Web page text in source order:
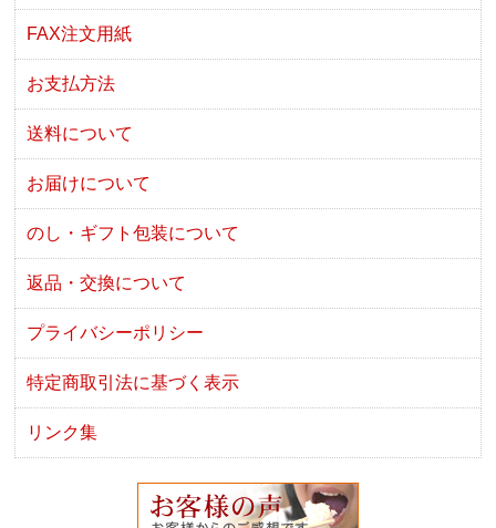
FAX注文用紙
お支払方法
送料について
お届けについて
のし・ギフト包装について
返品・交換について
プライバシーポリシー
特定商取引法に基づく表示
リンク集